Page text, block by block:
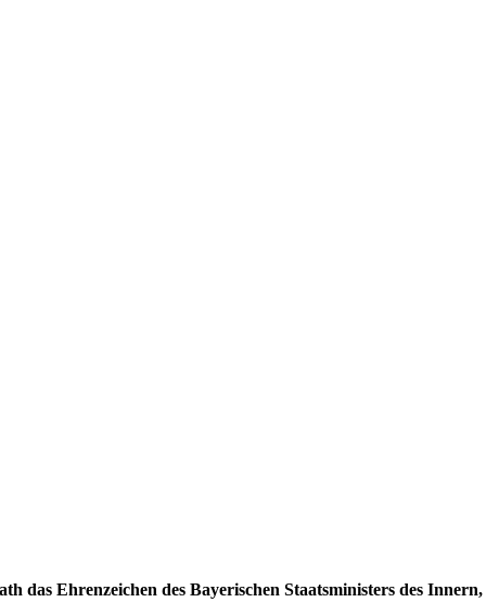
das Ehrenzeichen des Bayerischen Staatsministers des